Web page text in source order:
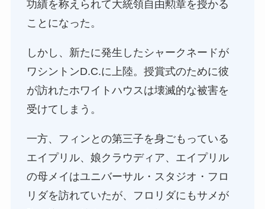
功績を称えられて大統領自由勲章を授かる
ことになった。
しかし、新たに発生したシャークネードが
ワシントンD.C.に上陸。授賞式のために彼
が訪れたホワイトハウスは壊滅的な被害を
受けてしまう。
一方、フィンとの第三子を身ごもっている
エイプリル、娘クラウディア、エイプリル
の母メイはユニバーサル・スタジオ・フロ
リダを訪れていたが、フロリダにもサメが